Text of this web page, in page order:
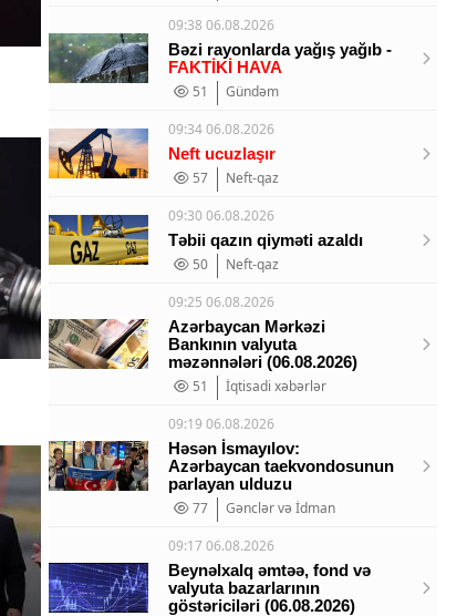
09:38 06.08.2026
Bəzi rayonlarda yağış yağıb -
FAKTİKİ HAVA
51
Gündəm
09:34 06.08.2026
Neft ucuzlaşır
57
Neft-qaz
09:30 06.08.2026
Təbii qazın qiyməti azaldı
50
Neft-qaz
09:25 06.08.2026
Azərbaycan Mərkəzi
Bankının valyuta
məzənnələri (06.08.2026)
51
İqtisadi xəbərlər
09:19 06.08.2026
Həsən İsmayılov:
Azərbaycan taekvondosunun
parlayan ulduzu
77
Gənclər və İdman
09:17 06.08.2026
Beynəlxalq əmtəə, fond və
valyuta bazarlarının
göstəriciləri (06.08.2026)